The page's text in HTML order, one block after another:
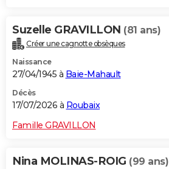
Suzelle GRAVILLON (81 ans)
Créer une cagnotte obsèques
Naissance
27/04/1945 à Baie-Mahault
Décès
17/07/2026 à Roubaix
Famille GRAVILLON
Nina MOLINAS-ROIG (99 ans)